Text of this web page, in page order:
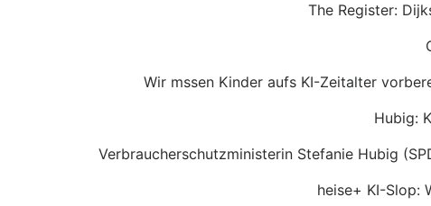
The Register:
Wir mssen Kinder aufs KI-Zeitalter
Hubig:
Verbraucherschutzministerin Stefanie Hubig
heise+ KI-Slop: